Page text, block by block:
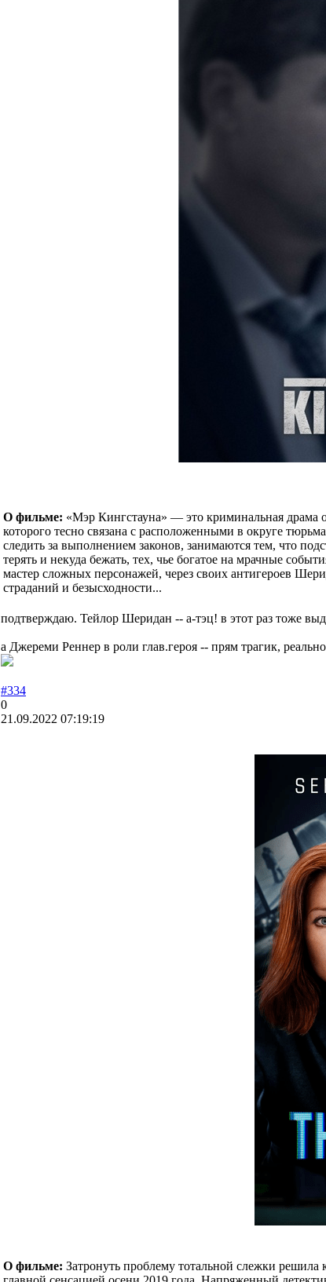
О фильме: «Мэр Кингстауна» — это криминальная драма
которого тесно связана с расположенными в округе
следить за выполнением законов, занимаются тем, что
терять и некуда бежать, тех, чье богатое на мрачные
мастер сложных персонажей, через своих антигероев
страданий и безысходности...
подтверждаю. Тейлор Шеридан -- а-тэц! в этот раз тоже
а Джереми Реннер в роли глав.героя -- прям трагик,
#334
0
21.09.2022 07:19:19
О фильме: Затронуть проблему тотальной слежки